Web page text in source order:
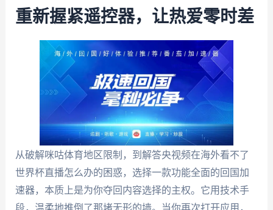
重新握紧遥控器，让热爱零时差
从破解咪咕体育地区限制，到解答央视频在海外看不了
世界杯直播怎么办的困惑，选择一款功能全面的回国加
速器，本质上是为你夺回内容选择的主权。它用技术手
段，温柔地推倒了那堵无形的墙。当你再次打开应用，